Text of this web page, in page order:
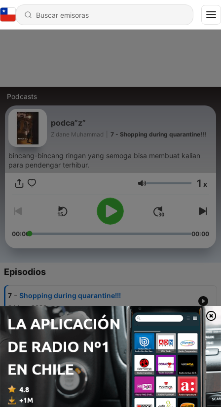
Podcasts
podca”z”
Zidane Muhammad 7 - Shopping during quarantine!!!
bincang-bincang ringan yang semoga bisa membuat kalian
para pendengar terhibur.
Volumen 1 x
00:00 00:00
Episodios
7 - Shopping during quarantine!!!
24 jun. 2020
6 - TEROR TENGAH MALAM - Horror Story
ASMARA KAWULA MUDA part.2
07 jun. 2020
4 - Asmara Kawula Muda
17 mayo 2020